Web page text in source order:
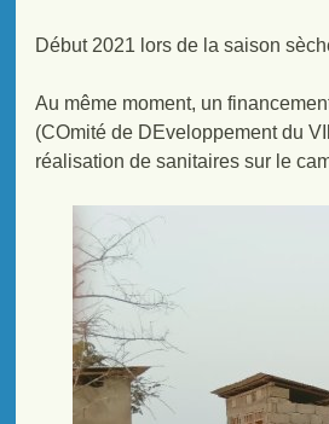
Début 2021 lors de la saison
Au même moment, un
(COmité de DEveloppement du
réalisation de sanitaires sur le